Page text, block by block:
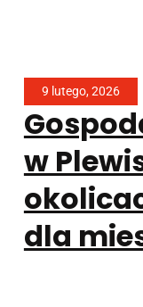
9 lutego, 2026
w
dla